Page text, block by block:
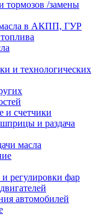
тормозов /замены
масла в АКПП, ГУР
и технологических
и счетчики
и раздача
масла
регулировки фар
автомобилей